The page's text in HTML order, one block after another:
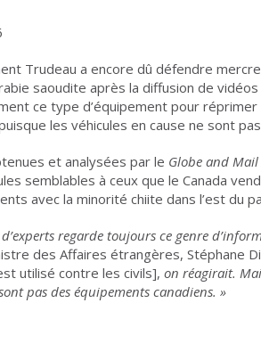
Trudeau a encore dû défendre
saoudite après la diffusion de
ce type d’équipement pour
les véhicules en cause ne sont
et analysées par le Globe and Mail
semblables à ceux que le Canada
avec la minorité chiite dans l’est du
regarde toujours ce genre
des Affaires étrangères, Stéphane
utilisé contre les civils], on réagirait.
pas des équipements canadiens. »